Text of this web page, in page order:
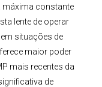
máxima constante
lente de operar
situações de
maior poder
mais recentes da
de